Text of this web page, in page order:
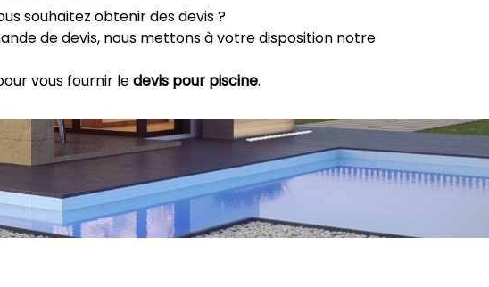
souhaitez obtenir des devis ?
de devis, nous mettons à votre disposition notre
vous fournir ledevis pour piscine.